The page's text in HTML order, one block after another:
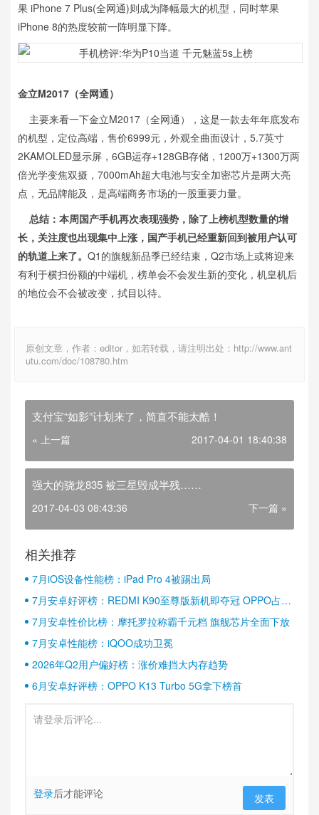
果 iPhone 7 Plus(全网通)则成为降幅最大的机型，同时苹果
iPhone 8的热度较前一阵明显下降。
金立M2017（全网通）
主要来看一下金立M2017（全网通），这是一款去年年底发布
的机型，定位高端，售价6999元，外观全曲面设计，5.7英寸
2KAMOLED显示屏，6GB运存+128GB存储，1200万+1300万两
倍光学变焦双摄，7000mAh超大电池与安全加密芯片是两大亮
点，无品牌能及，是高端商务市场的一股重要力量。
总结：本周国产手机再次表现强势，除了上榜机型数量的增
长，关注度也出现集中上涨，国产手机已经重新回到被用户认可
的轨道上来了。 Q1的旗舰新品季已经结束，Q2市场上或将迎来
有利于横扫份额的中端机，榜单会不会发生新的变化，机皇机后
的地位会不会被改变，拭目以待。
原创文章，作者：editor，如若转载，请注明出处：http://www.ant
utu.com/doc/108780.htm
支付宝“如影”计划来了，简直不能太酷！
« 上一篇 2017-04-01 18:40:38
强大的骁龙835 被三星毁成半残……
2017-04-03 08:43:36 下一篇 »
相关推荐
7月iOS设备性能榜：iPad Pro 4被踢出局
7月安卓好评榜：REDMI K90至尊版新机即夺冠 OPPO占据
半壁江山
7月安卓性价比榜：摩托罗拉称霸千元档 旗舰芯片全面下放
7月安卓性能榜：iQOO成功卫冕
2026年Q2用户偏好榜：涨价难挡大内存趋势
6月安卓好评榜：OPPO K13 Turbo 5G拿下榜首
登录后才能评论 发表